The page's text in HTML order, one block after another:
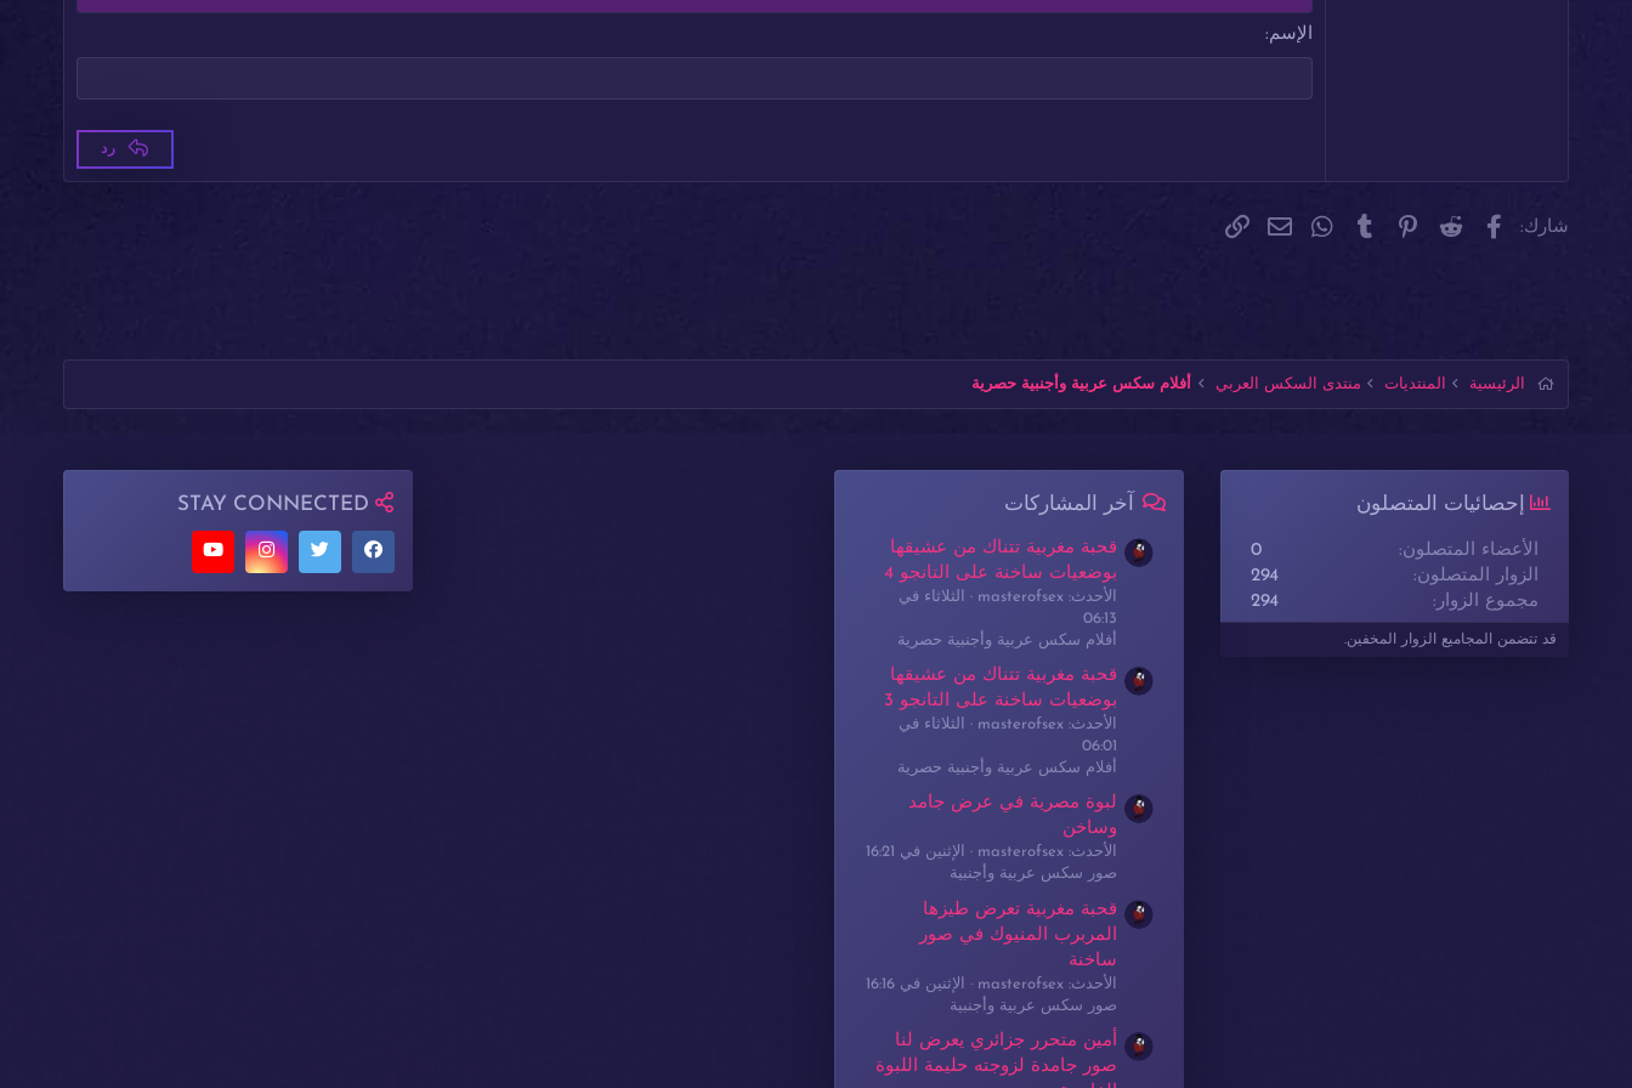
22
Times New Roman
الإسم
شارك: فيسبوكReddit
Pinterest
Tumblr
WhatsAppالبريد الإلكتروني
الرئيسية المنتديات منتدى السكس العربي أفلام سكس عربية وأجنبية حصرية
إحصائيات المتصلون
الأعضاء المتصلون
0
الزوار المتصلون
294
مجموع الزوار
294
قد تتضمن المجاميع الزوار المخفين.
آخر المشاركات
قحبة مغربية تتناك من عشيقها
بوضعيات ساخنة على التانجو 4
الأحدث: masterofsex
الثلاثاء في
06:13
أفلام سكس عربية وأجنبية حصرية
قحبة مغربية تتناك من عشيقها
بوضعيات ساخنة على التانجو 3
الأحدث: masterofsex
الثلاثاء في
06:01
أفلام سكس عربية وأجنبية حصرية
لبوة مصرية في عرض جامد
وساخن
الأحدث: masterofsex
الإثنين في 16:21
صور سكس عربية وأجنبية
قحبة مغربية تعرض طيزها
المربرب المنيوك في صور
ساخنة
الأحدث: masterofsex
الإثنين في 16:16
صور سكس عربية وأجنبية
أمين متحرر جزائري يعرض لنا
صور جامدة لزوجته حليمة اللبوة
STAY CONNECTED